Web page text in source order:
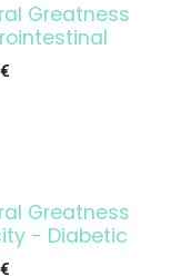
Greatness
€
Greatness
- Diabetic
€